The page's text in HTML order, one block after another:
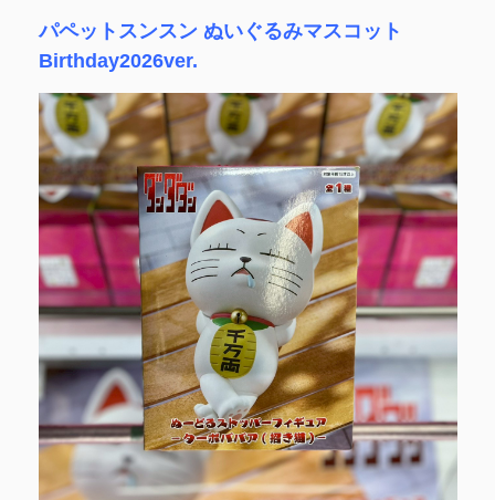
パペットスンスン ぬいぐるみマスコット
Birthday2026ver.